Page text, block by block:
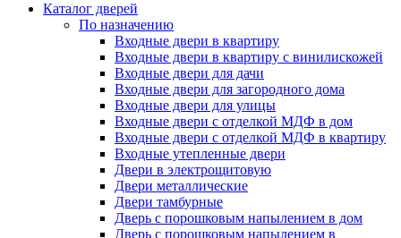
Каталог дверей
По назначению
Входные двери в квартиру
Входные двери в квартиру с винилискожей
Входные двери для дачи
Входные двери для загородного дома
Входные двери для улицы
Входные двери с отделкой МДФ в дом
Входные двери с отделкой МДФ в квартиру
Входные утепленные двери
Двери в электрощитовую
Двери металлические
Двери тамбурные
Дверь с порошковым напылением в дом
Дверь с порошковым напылением в